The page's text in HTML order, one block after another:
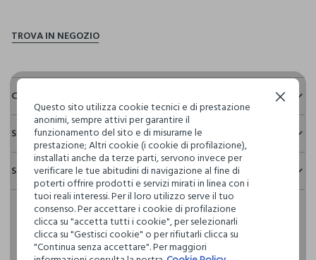
Composizione e cura
Composizione:
95% COTONE,5% ELASTAN
NON CANDEGGIARE
TEMPERATURA MASSIMA 30°C - PROCEDURA MOLTO
DELICATA
Sostenibilità e trasparenza
Sicurezza
Il 100% dei nostri articoli viene sottoposto a test chimico-
fisici, per verificarne il rispetto dei limiti che abbiamo
definito per l’uso di sostanze chimiche, talvolta anche più
restrittivi rispetto a quelli previsti dalla normativa
internazionale.
Clicca qui per vedere i dettagli
Spedizione e resi
Hai fino a 30 giorni dalla consegna del tuo ordine online per
cambiare idea e restituire i prodotti che hai acquistato.
Questo sito utilizza cookie tecnici e di prestazione
anonimi, sempre attivi per garantire il
funzionamento del sito e di misurarne le
prestazione; Altri cookie (i cookie di profilazione),
installati anche da terze parti, servono invece per
verificare le tue abitudini di navigazione al fine di
poterti offrire prodotti e servizi mirati in linea con i
tuoi reali interessi. Per il loro utilizzo serve il tuo
consenso. Per accettare i cookie di profilazione
clicca su "accetta tutti i cookie", per selezionarli
clicca su "Gestisci cookie" o per rifiutarli clicca su
"Continua senza accettare". Per maggiori
Continua senza accettare